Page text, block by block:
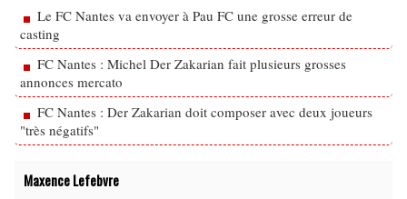
Le FC Nantes va envoyer à Pau FC une grosse erreur de
casting
FC Nantes : Michel Der Zakarian fait plusieurs grosses
annonces mercato
FC Nantes : Der Zakarian doit composer avec deux joueurs
"très négatifs"
Maxence Lefebvre